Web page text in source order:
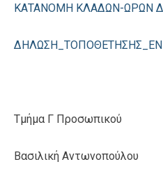
ΚΑΤΑΝΟΜΗ ΚΛΑΔΩΝ-ΩΡΩΝ
Τμήμα Γ Προσωπικού
Βασιλική Αντωνοπούλου